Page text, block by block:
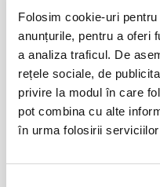
Folosim cookie-uri
anunțurile, pentru a oferi
a analiza traficul. De
rețele sociale, de
privire la modul în care
pot combina cu alte
în urma folosirii serviciilor
Cerere in
Bucuresti
BILETE
Copiii au